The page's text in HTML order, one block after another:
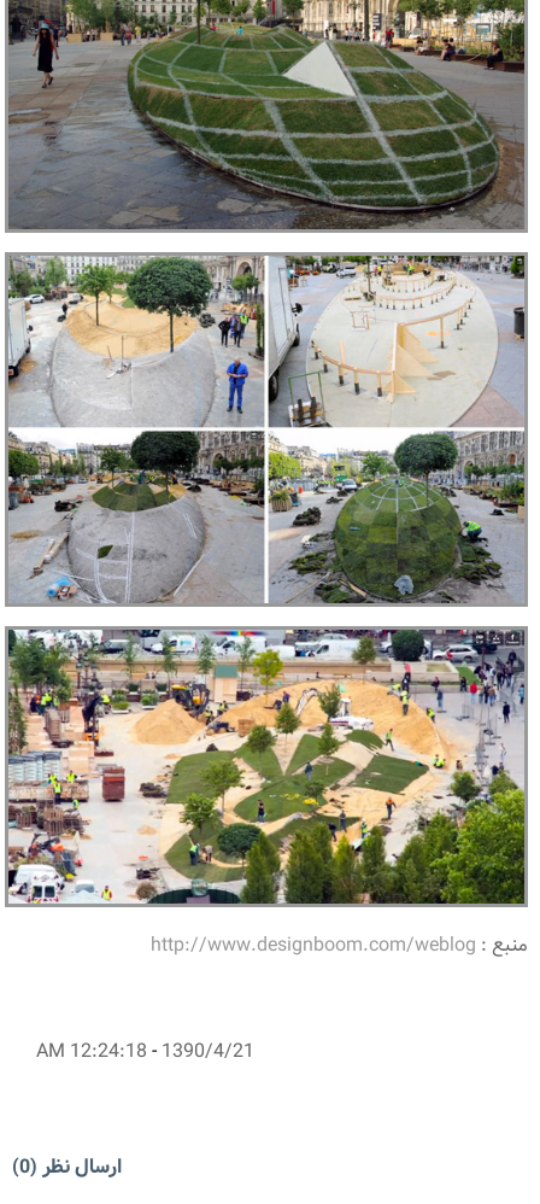
منبع : http://www.designboom.com/weblog
1390/4/21
-
12:24:18 AM
ارسال نظر (0)